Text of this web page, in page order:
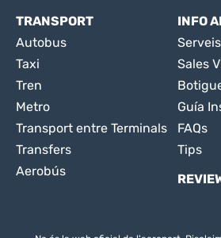
TRANSPORT
Autobus
Taxi
Tren
Metro
Transport entre Terminals
Transfers
Aerobús
INFO
Serveis
Sales
Guía
FAQs
Tips